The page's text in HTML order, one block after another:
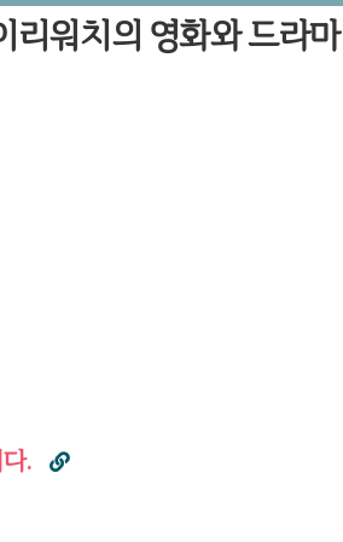
리워치의 영화와 드라마
. 